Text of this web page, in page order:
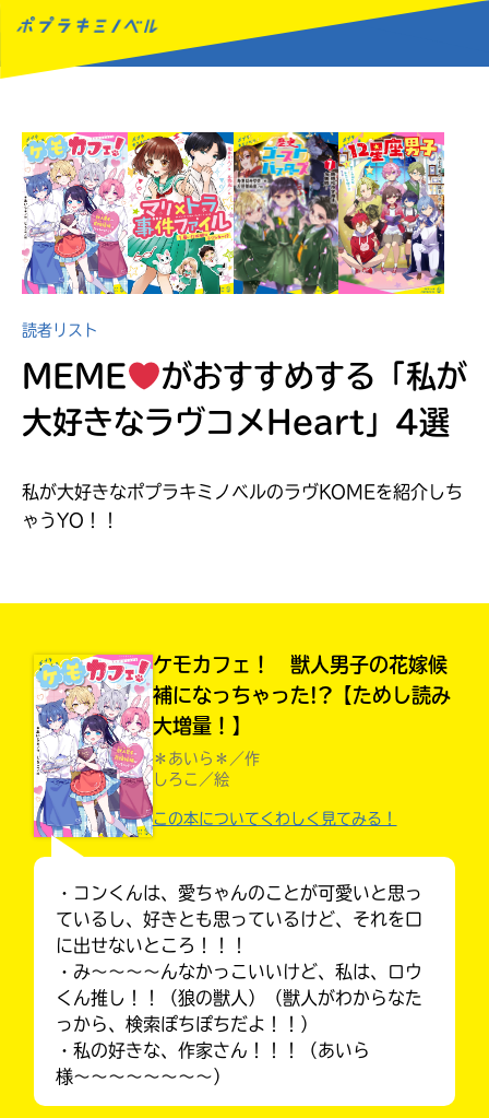
読みたい本が
見つかる
本を飛び出して
みんなとおしゃべり
読者リスト
MEME がおすすめする 「私が
大好きなラヴコメHeart」4選
私が大好きなポプラキミノベルのラヴKOMEを紹介しち
ゃうYO！！
ケモカフェ！ 獣人男子の花嫁候
補になっちゃった!?【ためし読み
大増量！】
＊あいら＊／作
しろこ／絵
この本についてくわしく見てみる！
・コンくんは、愛ちゃんのことが可愛いと思っ
ているし、好きとも思っているけど、それを口
に出せないところ！！！
・み〜〜〜〜んなかっこいいけど、私は、ロウ
くん推し！！（狼の獣人）（獣人がわからなた
っから、検索ぽちぽちだよ！！）
・私の好きな、作家さん！！！（あいら
様〜〜〜〜〜〜〜〜）